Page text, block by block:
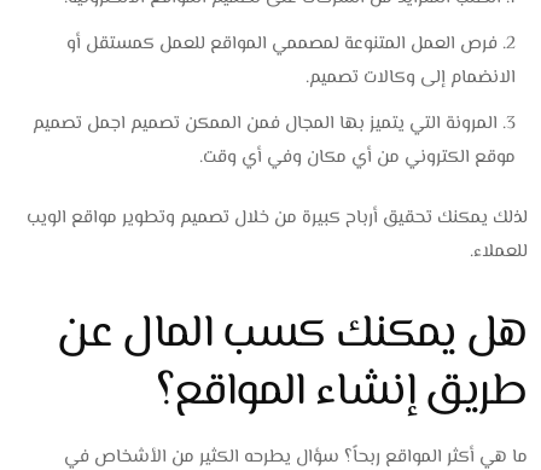
فرص العمل المتنوعة لمصممي المواقع للعمل كمستقل أو
الانضمام إلى وكالات تصميم.
المرونة التي يتميز بها المجال فمن الممكن تصميم اجمل تصميم
موقع الكتروني من أي مكان وفي أي وقت.
لذلك يمكنك تحقيق أرباح كبيرة من خلال تصميم وتطوير مواقع الويب
للعملاء.
هل يمكنك كسب المال عن
طريق إنشاء المواقع؟
ما هي أكثر المواقع ربحاً؟ سؤال يطرحه الكثير من الأشخاص في